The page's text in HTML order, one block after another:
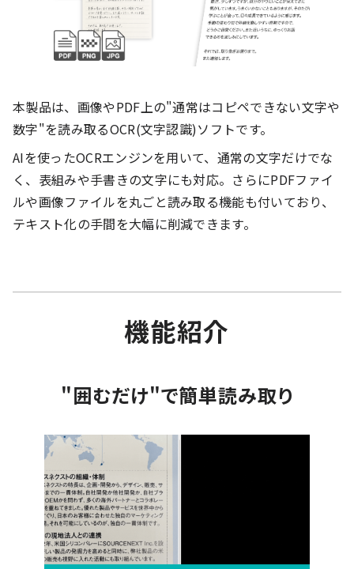
本製品は、画像やPDF上の"通常はコピペできない文字や
数字"を読み取るOCR(文字認識)ソフトです。
AIを使ったOCRエンジンを用いて、通常の文字だけでな
く、表組みや手書きの文字にも対応。さらにPDFファイ
ルや画像ファイルを丸ごと読み取る機能も付いており、
テキスト化の手間を大幅に削減できます。
機能紹介
"囲むだけ"で簡単読み取り